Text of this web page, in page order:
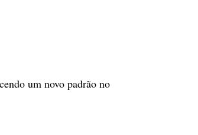
um novo padrão no